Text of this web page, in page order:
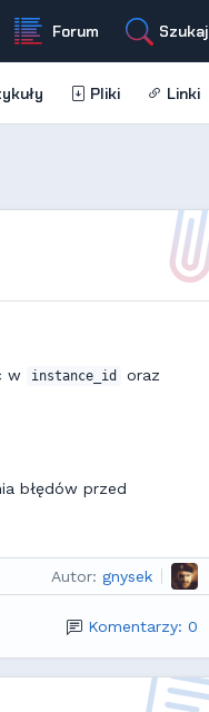
Forum Szukaj
Pliki Linki
w instance_id
oraz
błędów przed
Autor: gnysek
Komentarzy: 0